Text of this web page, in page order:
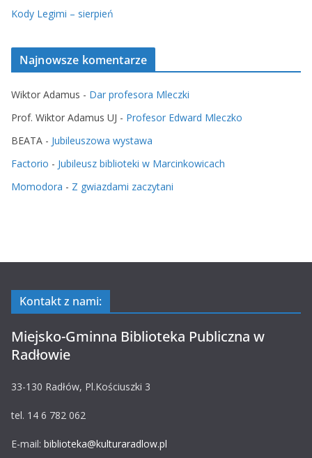
Kody Legimi – sierpień
Najnowsze komentarze
Wiktor Adamus - Dar profesora Mleczki
Prof. Wiktor Adamus UJ - Profesor Edward Mleczko
BEATA - Jubileuszowa wystawa
Factorio - Jubileusz biblioteki w Marcinkowicach
Momodora - Z gwiazdami zaczytani
Kontakt z nami:
Miejsko-Gminna Biblioteka Publiczna w
Radłowie
33-130 Radłów, Pl.Kościuszki 3
tel. 14 6 782 062
E-mail: biblioteka@kulturaradlow.pl